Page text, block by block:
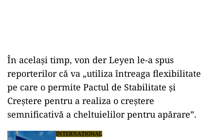
În același timp, von der Leyen le-a spus
reporterilor că va „utiliza întreaga flexibilitate
pe care o permite Pactul de Stabilitate și
Creștere pentru a realiza o creștere
semnificativă a cheltuielilor pentru apărare”.
INTERNAȚIONAL